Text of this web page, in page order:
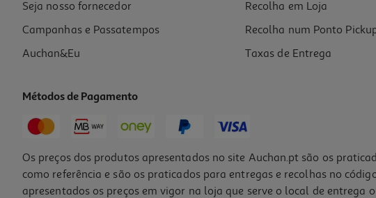
Seja nosso fornecedor
Campanhas e Passatempos
Auchan&Eu
Recolha em Loja
Recolha num Ponto
Taxas de Entrega
Métodos de Pagamento
Os preços dos produtos apresentados no site Auchan.pt são os
como referência e são os praticados para entregas e recolhas no
apresentados os preços em vigor na loja que serve o local de